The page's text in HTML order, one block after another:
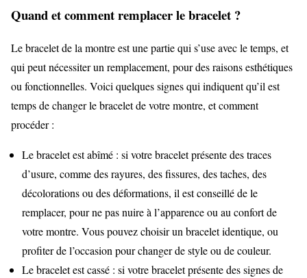
Quand et comment remplacer le bracelet ?
Le bracelet de la montre est une partie qui s’use avec le temps, et
qui peut nécessiter un remplacement, pour des raisons esthétiques
ou fonctionnelles. Voici quelques signes qui indiquent qu’il est
temps de changer le bracelet de votre montre, et comment
procéder :
Le bracelet est abîmé : si votre bracelet présente des traces
d’usure, comme des rayures, des fissures, des taches, des
décolorations ou des déformations, il est conseillé de le
remplacer, pour ne pas nuire à l’apparence ou au confort de
votre montre. Vous pouvez choisir un bracelet identique, ou
profiter de l’occasion pour changer de style ou de couleur.
Le bracelet est cassé : si votre bracelet présente des signes de